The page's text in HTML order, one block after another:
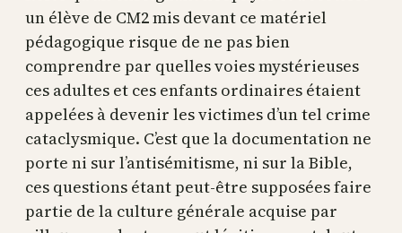
un élève de CM2 mis devant ce matériel
pédagogique risque de ne pas bien
comprendre par quelles voies mystérieuses
ces adultes et ces enfants ordinaires étaient
appelées à devenir les victimes d’un tel crime
cataclysmique. C’est que la documentation ne
porte ni sur l’antisémitisme, ni sur la Bible,
ces questions étant peut-être supposées faire
partie de la culture générale acquise par